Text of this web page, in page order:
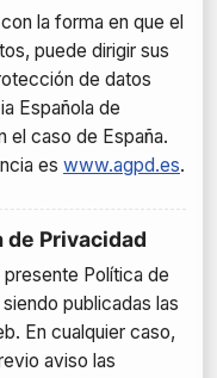
la forma en que el
puede dirigir sus
de datos
Española de
el caso de España.
es www.agpd.es.
Privacidad
Política de
publicadas las
En cualquier caso,
aviso las